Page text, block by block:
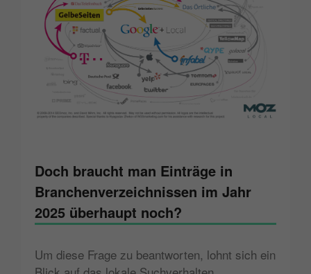
Doch braucht man Einträge in
Branchenverzeichnissen im Jahr
2025 überhaupt noch?
Um diese Frage zu beantworten, lohnt sich ein